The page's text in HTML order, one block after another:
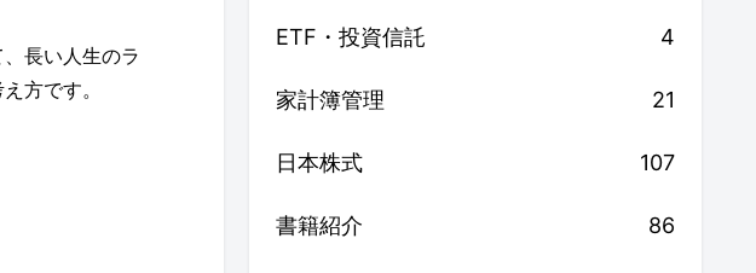
長い人生のラ
方です。
ETF・投資信託 4
家計簿管理 21
日本株式 107
書籍紹介 86